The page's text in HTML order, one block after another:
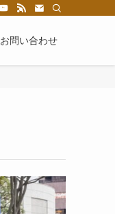
お問い合わせ